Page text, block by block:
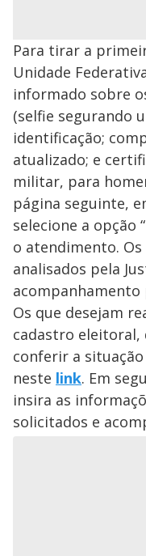
Para tirar a
Unidade
informado sobre
(selfie segurando
identificação;
atualizado; e
militar, para
página seguinte,
selecione a opção
o atendimento.
analisados pela
Os que desejam
cadastro eleitoral,
conferir a
neste link. Em
insira as
solicitados e